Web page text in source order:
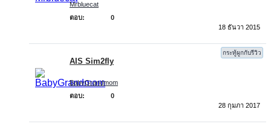
Mrbluecat
ตอบ:
0
18 ธันวา 2015
กระทู้ผูกกับรีวิว
AIS Sim2fly
BabyGrandmom
ตอบ:
0
28 กุมภา 2017